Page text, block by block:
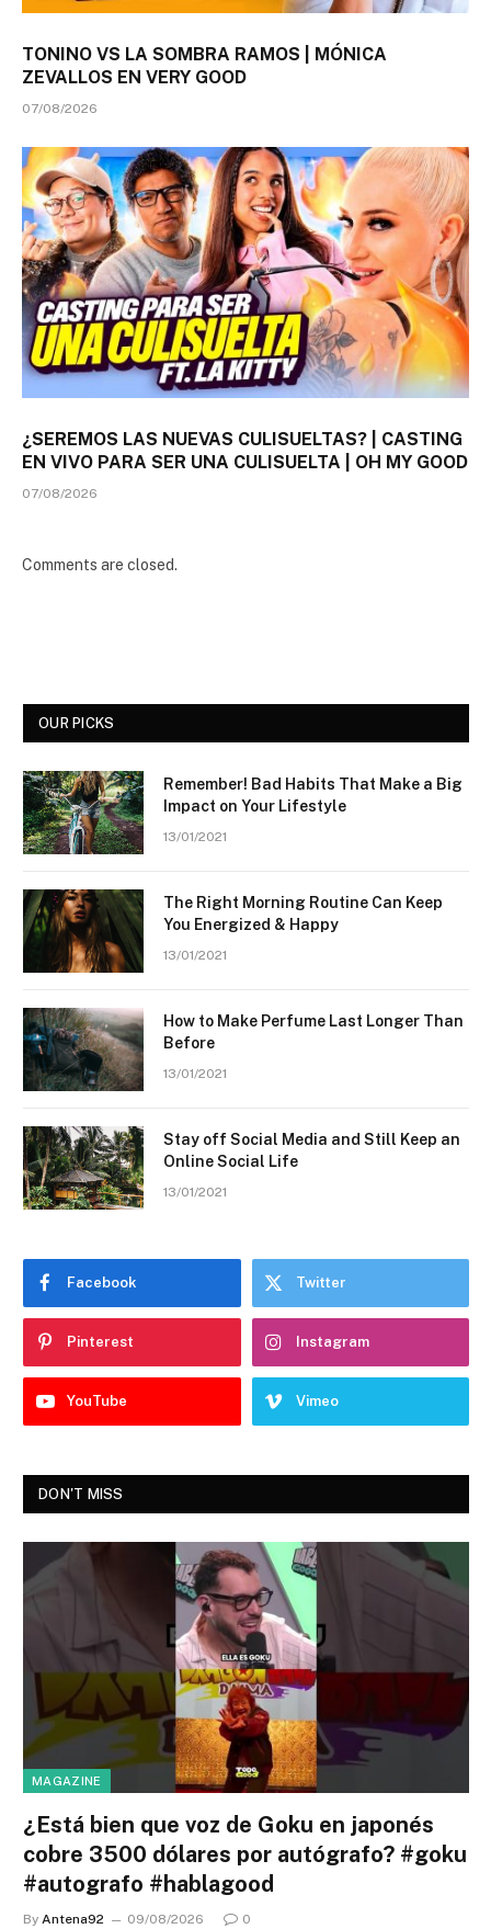
TONINO VS LA SOMBRA RAMOS | MÓNICA
ZEVALLOS EN VERY GOOD
07/08/2026
¿SEREMOS LAS NUEVAS CULISUELTAS? | CASTING
EN VIVO PARA SER UNA CULISUELTA | OH MY GOOD
07/08/2026
Comments are closed.
OUR PICKS
Remember! Bad Habits That Make a Big
Impact on Your Lifestyle
13/01/2021
The Right Morning Routine Can Keep
You Energized & Happy
13/01/2021
How to Make Perfume Last Longer Than
Before
13/01/2021
Stay off Social Media and Still Keep an
Online Social Life
13/01/2021
Facebook Twitter
Pinterest Instagram
YouTube Vimeo
DON'T MISS
MAGAZINE
¿Está bien que voz de Goku en japonés
cobre 3500 dólares por autógrafo? #goku
#autografo #hablagood
By Antena92 09/08/2026 0